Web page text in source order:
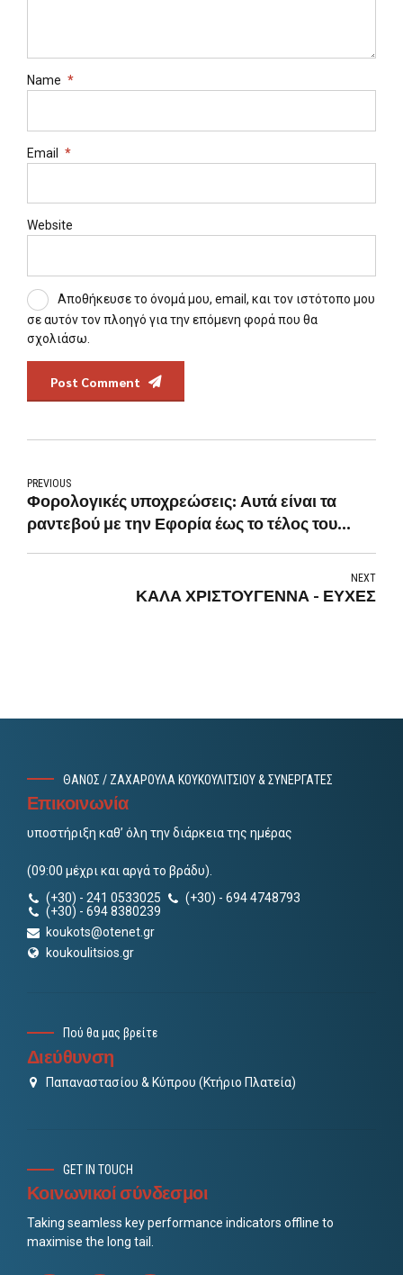
Name *
Email *
Website
Αποθήκευσε το όνομά μου, email, και τον ιστότοπο μου
σε αυτόν τον πλοηγό για την επόμενη φορά που θα
σχολιάσω.
Post Comment
PREVIOUS
Φορολογικές υποχρεώσεις: Αυτά είναι τα
ραντεβού με την Εφορία έως το τέλος του
NEXT
ΚΑΛΑ ΧΡΙΣΤΟΥΓΕΝΝΑ - ΕΥΧΕΣ
ΘΑΝΟΣ / ΖΑΧΑΡΟΥΛΑ ΚΟΥΚΟΥΛΙΤΣΙΟΥ & ΣΥΝΕΡΓΑΤΕΣ
Επικοινωνία
υποστήριξη καθ’ όλη την διάρκεια της ημέρας
(09:00 μέχρι και αργά το βράδυ).
(+30) - 241 0533025
(+30) - 694 4748793
(+30) - 694 8380239
koukots@otenet.gr
koukoulitsios.gr
Πού θα μας βρείτε
Διεύθυνση
Παπαναστασίου & Κύπρου (Κτήριο Πλατεία)
GET IN TOUCH
Κοινωνικοί σύνδεσμοι
Taking seamless key performance indicators offline to
maximise the long tail.